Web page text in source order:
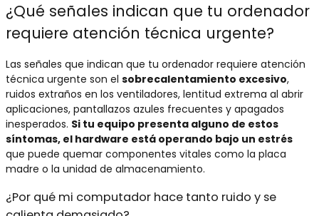
¿Qué señales indican que tu ordenador
requiere atención técnica urgente?
Las señales que indican que tu ordenador requiere atención
técnica urgente son el sobrecalentamiento excesivo,
ruidos extraños en los ventiladores, lentitud extrema al abrir
aplicaciones, pantallazos azules frecuentes y apagados
inesperados. Si tu equipo presenta alguno de estos
síntomas, el hardware está operando bajo un estrés
que puede quemar componentes vitales como la placa
madre o la unidad de almacenamiento.
¿Por qué mi computador hace tanto ruido y se